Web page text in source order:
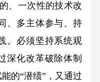
、一次性的技术改
、多主体参与、持
。必须坚持系统观
深化改革破除体制
的“潜绩”，又通过